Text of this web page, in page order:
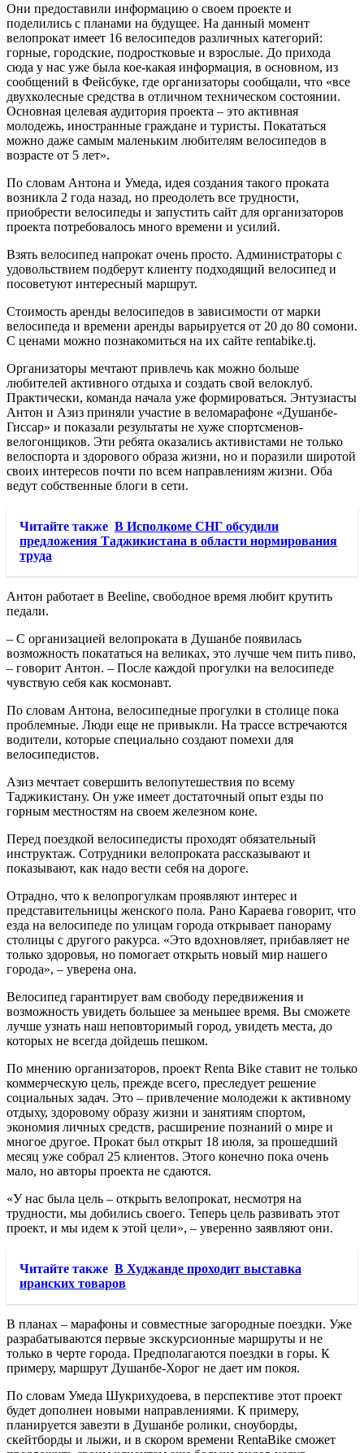
Они предоставили информацию о своем проекте и
поделились с планами на будущее. На данный момент
велопрокат имеет 16 велосипедов различных категорий:
горные, городские, подростковые и взрослые. До прихода
сюда у нас уже была кое-какая информация, в основном, из
сообщений в Фейсбуке, где организаторы сообщали, что «все
двухколесные средства в отличном техническом состоянии.
Основная целевая аудитория проекта – это активная
молодежь, иностранные граждане и туристы. Покататься
можно даже самым маленьким любителям велосипедов в
возрасте от 5 лет».
По словам Антона и Умеда, идея создания такого проката
возникла 2 года назад, но преодолеть все трудности,
приобрести велосипеды и запустить сайт для организаторов
проекта потребовалось много времени и усилий.
Взять велосипед напрокат очень просто. Администраторы с
удовольствием подберут клиенту подходящий велосипед и
посоветуют интересный маршрут.
Стоимость аренды велосипедов в зависимости от марки
велосипеда и времени аренды варьируется от 20 до 80 сомони.
С ценами можно познакомиться на их сайте rentabike.tj.
Организаторы мечтают привлечь как можно больше
любителей активного отдыха и создать свой велоклуб.
Практически, команда начала уже формироваться. Энтузиасты
Антон и Азиз приняли участие в веломарафоне «Душанбе-
Гиссар» и показали результаты не хуже спортсменов-
велогонщиков. Эти ребята оказались активистами не только
велоспорта и здорового образа жизни, но и поразили широтой
своих интересов почти по всем направлениям жизни. Оба
ведут собственные блоги в сети.
Читайте также В Исполкоме СНГ обсудили
предложения Таджикистана в области нормирования
труда
Антон работает в Beeline, свободное время любит крутить
педали.
– С организацией велопроката в Душанбе появилась
возможность покататься на великах, это лучше чем пить пиво,
– говорит Антон. – После каждой прогулки на велосипеде
чувствую себя как космонавт.
По словам Антона, велосипедные прогулки в столице пока
проблемные. Люди еще не привыкли. На трассе встречаются
водители, которые специально создают помехи для
велосипедистов.
Азиз мечтает совершить велопутешествия по всему
Таджикистану. Он уже имеет достаточный опыт езды по
горным местностям на своем железном коне.
Перед поездкой велосипедисты проходят обязательный
инструктаж. Сотрудники велопроката рассказывают и
показывают, как надо вести себя на дороге.
Отрадно, что к велопрогулкам проявляют интерес и
представительницы женского пола. Рано Караева говорит, что
езда на велосипеде по улицам города открывает панораму
столицы с другого ракурса. «Это вдохновляет, прибавляет не
только здоровья, но помогает открыть новый мир нашего
города», – уверена она.
Велосипед гарантирует вам свободу передвижения и
возможность увидеть большее за меньшее время. Вы сможете
лучше узнать наш неповторимый город, увидеть места, до
которых не всегда дойдешь пешком.
По мнению организаторов, проект Renta Bike ставит не только
коммерческую цель, прежде всего, преследует решение
социальных задач. Это – привлечение молодежи к активному
отдыху, здоровому образу жизни и занятиям спортом,
экономия личных средств, расширение познаний о мире и
многое другое. Прокат был открыт 18 июля, за прошедший
месяц уже собрал 25 клиентов. Этого конечно пока очень
мало, но авторы проекта не сдаются.
«У нас была цель – открыть велопрокат, несмотря на
трудности, мы добились своего. Теперь цель развивать этот
проект, и мы идем к этой цели», – уверенно заявляют они.
Читайте также В Худжанде проходит выставка
иранских товаров
В планах – марафоны и совместные загородные поездки. Уже
разрабатываются первые экскурсионные маршруты и не
только в черте города. Предполагаются поездки в горы. К
примеру, маршрут Душанбе-Хорог не дает им покоя.
По словам Умеда Шукрихудоева, в перспективе этот проект
будет дополнен новыми направлениями. К примеру,
планируется завезти в Душанбе ролики, сноуборды,
скейтборды и лыжи, и в скором времени RentaBike сможет